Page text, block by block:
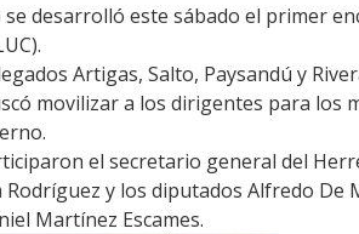
se desarrolló este sábado el primer
Artigas, Salto, Paysandú y
movilizar a los dirigentes para los
el secretario general del
y los diputados Alfredo
Martínez Escames.